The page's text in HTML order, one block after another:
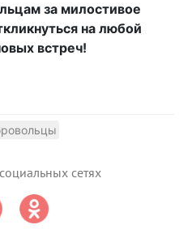
за милостивое
на любой
встреч!
сетях